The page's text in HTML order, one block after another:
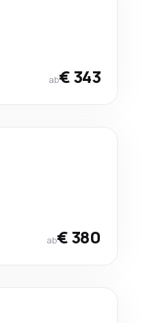
ab€ 343
ab€ 380